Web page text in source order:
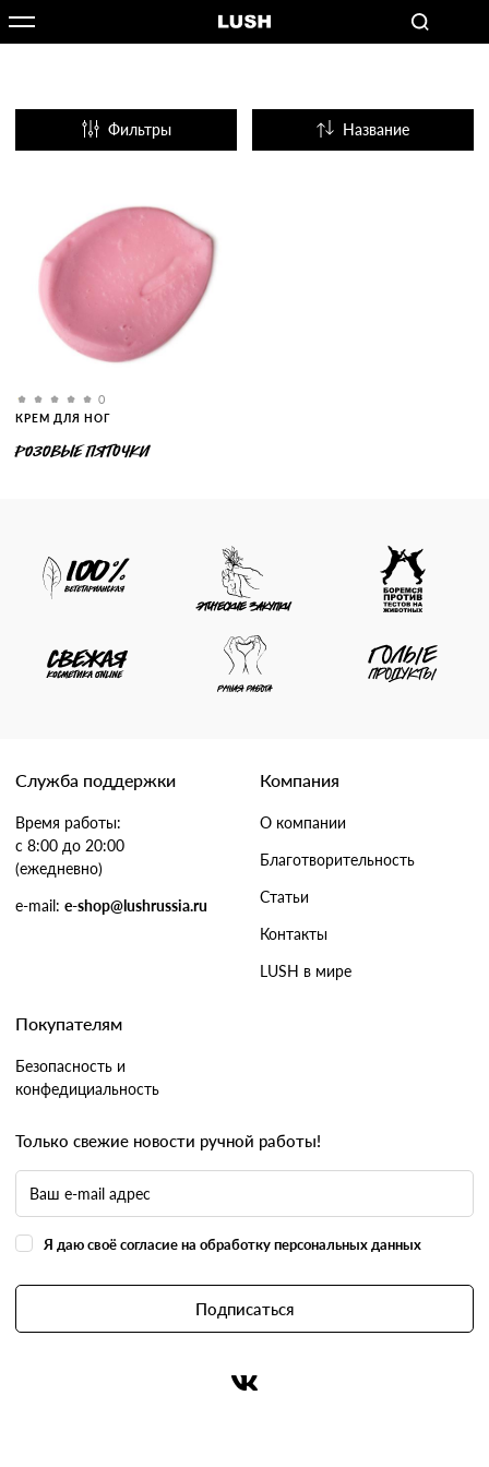
Фильтры Название
0
КРЕМ ДЛЯ НОГ
РОЗОВЫЕ ПЯТОЧКИ
Служба поддержки
Время работы:
с 8:00 до 20:00
(ежедневно)
e-mail: e-shop@lushrussia.ru
Компания
О компании
Благотворительность
Статьи
Контакты
LUSH в мире
Покупателям
Безопасность и
конфедициальность
Только свежие новости ручной работы!
Я даю своё согласие на обработку персональных данных
Подписаться